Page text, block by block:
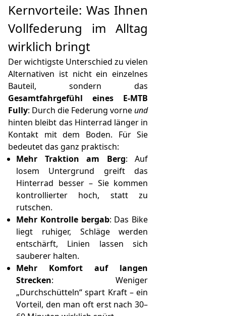
Kernvorteile: Was Ihnen
Vollfederung im Alltag
wirklich bringt
Der wichtigste Unterschied zu vielen
Alternativen ist nicht ein einzelnes
Bauteil, sondern das
Gesamtfahrgefühl eines E-MTB
Fully: Durch die Federung vorneund
hinten bleibt das Hinterrad länger in
Kontakt mit dem Boden. Für Sie
bedeutet das ganz praktisch:
Mehr Traktion am Berg: Auf
losem Untergrund greift das
Hinterrad besser – Sie kommen
kontrollierter hoch, statt zu
rutschen.
Mehr Kontrolle bergab: Das Bike
liegt ruhiger, Schläge werden
entschärft, Linien lassen sich
sauberer halten.
Mehr Komfort auf langen
Strecken: Weniger
„Durchschütteln“ spart Kraft – ein
Vorteil, den man oft erst nach 30–